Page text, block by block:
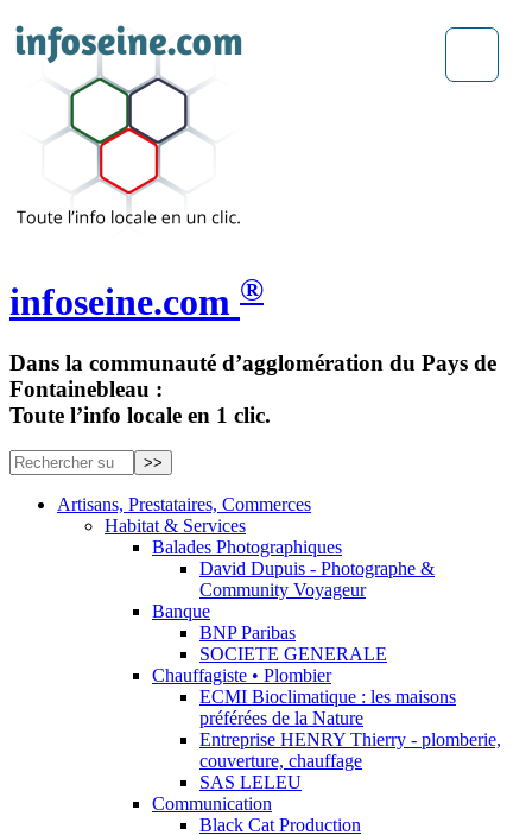
infoseine.com ®
Dans la communauté d’agglomération du Pays de
Fontainebleau :
Toute l’info locale en 1 clic.
Artisans, Prestataires, Commerces
Habitat & Services
Balades Photographiques
David Dupuis - Photographe &
Community Voyageur
Banque
BNP Paribas
SOCIETE GENERALE
Chauffagiste • Plombier
ECMI Bioclimatique : les maisons
préférées de la Nature
Entreprise HENRY Thierry - plomberie,
couverture, chauffage
SAS LELEU
Communication
Black Cat Production